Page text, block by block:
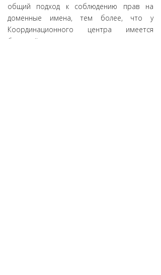
общий подход к соблюдению прав на
доменные имена, тем более, что у
Координационного центра имеется
большой опыт в этом направлении, и мы